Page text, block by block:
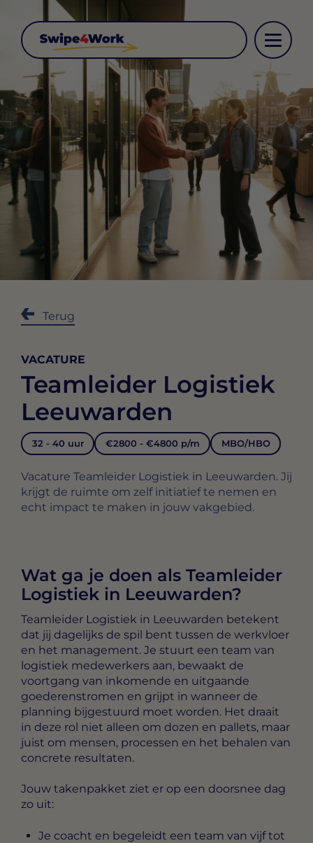
Terug
VACATURE
Teamleider Logistiek
Leeuwarden
32 - 40 uur €2800 - €4800 p/m MBO/HBO
Vacature Teamleider Logistiek in Leeuwarden. Jij
krijgt de ruimte om zelf initiatief te nemen en
echt impact te maken in jouw vakgebied.
Wat ga je doen als Teamleider
Logistiek in Leeuwarden?
Teamleider Logistiek in Leeuwarden betekent
dat jij dagelijks de spil bent tussen de werkvloer
en het management. Je stuurt een team van
logistiek medewerkers aan, bewaakt de
voortgang van inkomende en uitgaande
goederenstromen en grijpt in wanneer de
planning bijgestuurd moet worden. Het draait
in deze rol niet alleen om dozen en pallets, maar
juist om mensen, processen en het behalen van
concrete resultaten.
Jouw takenpakket ziet er op een doorsnee dag
zo uit:
Je coacht en begeleidt een team van vijf tot